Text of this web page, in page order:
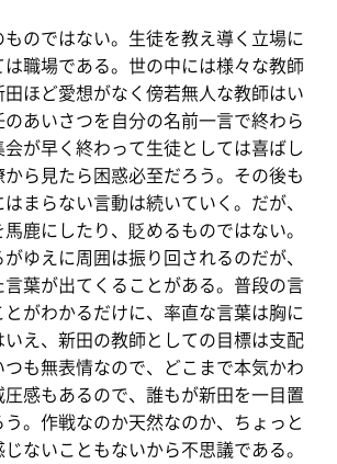
のではない。生徒を教え導く立場に
職場である。世の中には様々な教師
ほど愛想がなく傍若無人な教師はい
あいさつを自分の名前一言で終わら
が早く終わって生徒としては喜ばし
ら見たら困惑必至だろう。その後も
まらない言動は続いていく。だが、
鹿にしたり、貶めるものではない。
ゆえに周囲は振り回されるのだが、
葉が出てくることがある。普段の言
がわかるだけに、率直な言葉は胸に
え、新田の教師としての目標は支配
も無表情なので、どこまで本気かわ
感もあるので、誰もが新田を一目置
。作戦なのか天然なのか、ちょっと
ないこともないから不思議である。